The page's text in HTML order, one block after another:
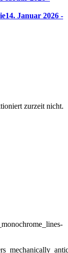
14. Januar 2026 -
zurzeit nicht.